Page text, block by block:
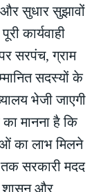
और सुधार सुझावों
कार्यवाही
सरपंच, ग्राम
सदस्यों के
भेजी जाएगी
मानना है कि
का लाभ मिलने
सरकारी मदद
शासन और